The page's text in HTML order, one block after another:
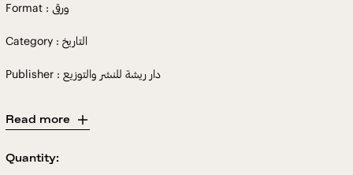
Format : ورقى
Category : التاريخ
Publisher : دار ريشة للنشر والتوزيع
Read more
Quantity: